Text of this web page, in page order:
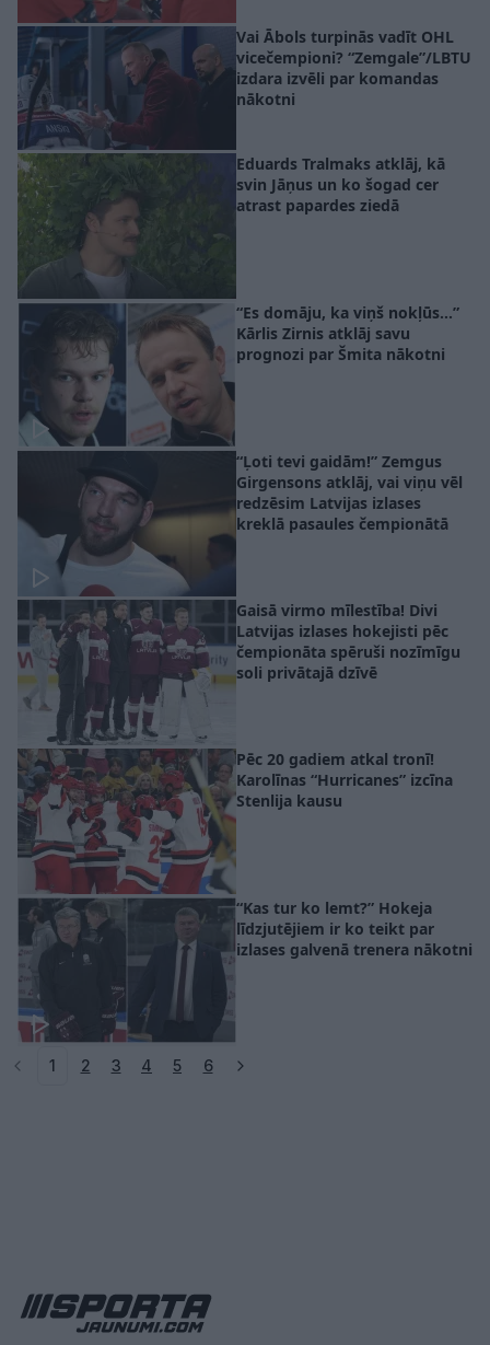
Vai Ābols turpinās vadīt OHL
vicečempioni? “Zemgale”/LBTU
izdara izvēli par komandas
nākotni
Eduards Tralmaks atklāj, kā
svin Jāņus un ko šogad cer
atrast papardes ziedā
“Es domāju, ka viņš nokļūs…”
Kārlis Zirnis atklāj savu
prognozi par Šmita nākotni
“Ļoti tevi gaidām!” Zemgus
Girgensons atklāj, vai viņu vēl
redzēsim Latvijas izlases
kreklā pasaules čempionātā
Gaisā virmo mīlestība! Divi
Latvijas izlases hokejisti pēc
čempionāta spēruši nozīmīgu
soli privātajā dzīvē
Pēc 20 gadiem atkal tronī!
Karolīnas “Hurricanes” izcīna
Stenlija kausu
“Kas tur ko lemt?” Hokeja
līdzjutējiem ir ko teikt par
izlases galvenā trenera nākotni
1 2 3 4 5 6